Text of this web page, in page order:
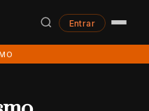
Entrar